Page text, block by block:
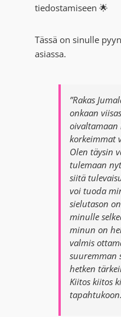
tiedostamiseen 🌟
Tässä on sinulle
asiassa.
”Rakas
onkaan
korkeimmat
Olen täysin
tulemaan
siitä
voi tuoda
sielutason
minulle
minun on
valmis
suuremman
hetken
Kiitos kiitos